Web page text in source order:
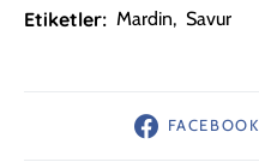
Etiketler: Mardin, Savur
FACEBOOK